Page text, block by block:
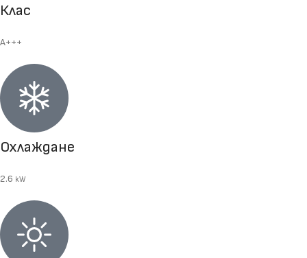
Клас
A+++
Охлаждане
2.6 kW